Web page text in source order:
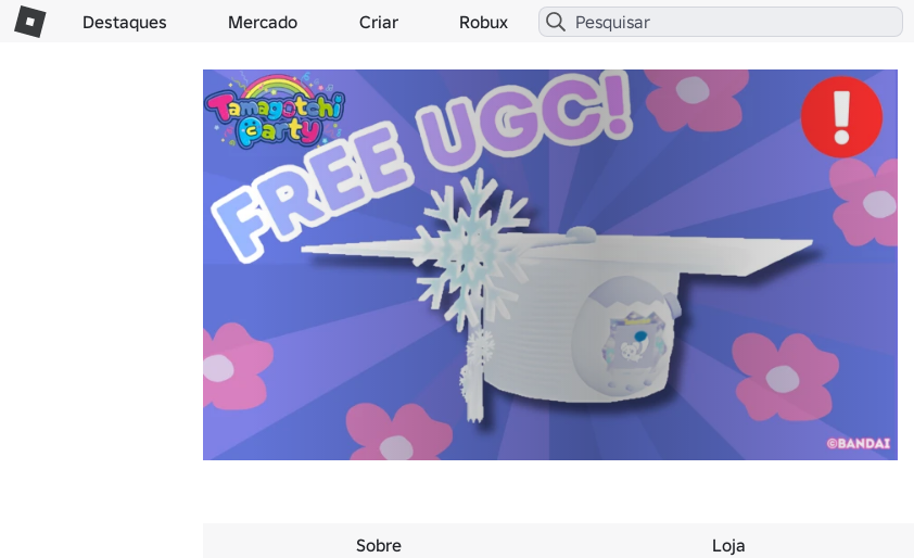
Destaques Mercado Criar Robux
Sobre Loja